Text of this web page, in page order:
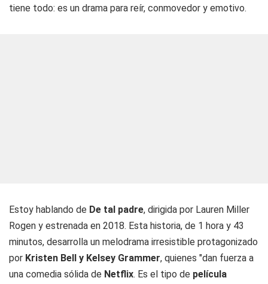
tiene todo: es un drama para reír, conmovedor y emotivo.
Estoy hablando de De tal padre, dirigida por Lauren Miller
Rogen y estrenada en 2018. Esta historia, de 1 hora y 43
minutos, desarrolla un melodrama irresistible protagonizado
por Kristen Bell y Kelsey Grammer, quienes "dan fuerza a
una comedia sólida de Netflix. Es el tipo de película